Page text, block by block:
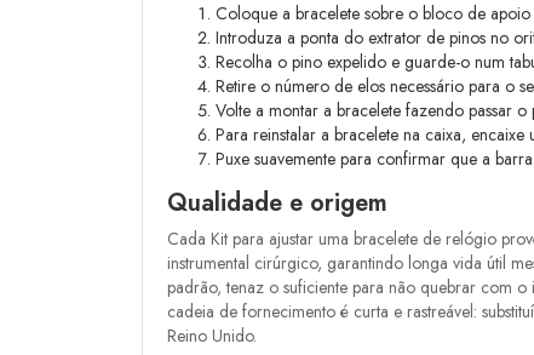
Coloque a bracelete sobre o bloco de
Introduza a ponta do extrator de pinos no
Recolha o pino expelido e guarde-o num
Retire o número de elos necessário para o
Volte a montar a bracelete fazendo passar
Para reinstalar a bracelete na caixa,
Puxe suavemente para confirmar que a
Qualidade e origem
Cada Kit para ajustar uma bracelete de relógio
instrumental cirúrgico, garantindo longa vida útil
padrão, tenaz o suficiente para não quebrar com
cadeia de fornecimento é curta e rastreável:
Reino Unido.